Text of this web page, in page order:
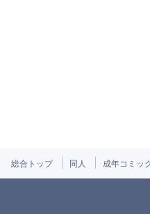
総合トップ 同人 成年コミッ